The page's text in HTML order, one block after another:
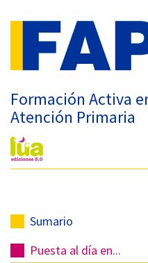
Formación Activa
Atención Primaria
Sumario
Puesta al día en...